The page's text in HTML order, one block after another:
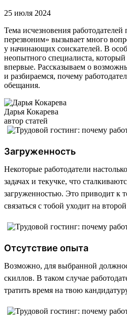
25 июля 2024
Тема исчезновения
перезвоним» вызывает много
у начинающих соискателей. В
неопытного специалиста, который
впервые. Рассказываем о
и разбираемся, почему
обещания.
Дарья Кокарева
автор статей
Загруженность
Некоторые работодатели
задачах и текучке, что
загруженностью. Это приводит к
связаться с тобой уходит на
Отсутствие опыта
Возможно, для выбранной
скиллов. В таком случае
тратить время на твою